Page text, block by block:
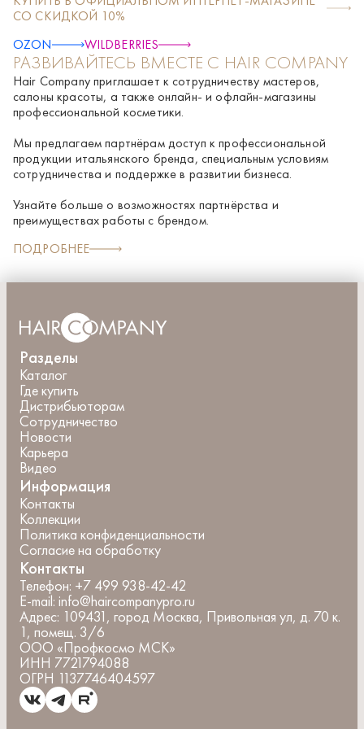
Phenoxyethanol, Polyquaternium-10, Hydrolyzed grape skin,
Pentylene glycol, Serenoa serrulata fruit extract, Lactic acid,
Hexanediol, Caprylyl glycol
СО СКИДКОЙ 10%
OZON
WILDBERRIES
РАЗВИВАЙТЕСЬ ВМЕСТЕ С HAIR COMPANY
Hair Company приглашает к сотрудничеству мастеров,
салоны красоты, а также онлайн- и офлайн-магазины
профессиональной косметики.
Мы предлагаем партнёрам доступ к профессиональной
продукции итальянского бренда, специальным условиям
сотрудничества и поддержке в развитии бизнеса.
Узнайте больше о возможностях партнёрства и
преимуществах работы с брендом.
ПОДРОБНЕЕ
Разделы
Каталог
Где купить
Дистрибьюторам
Сотрудничество
Новости
Карьера
Видео
Информация
Контакты
Коллекции
Политика конфиденциальности
Согласие на обработку
Контакты
Телефон: +7 499 938-42-42
E-mail: info@haircompanypro.ru
Адрес: 109431, город Москва, Привольная ул, д. 70 к.
1, помещ. 3/6
ООО «Профкосмо МСК»
ИНН 7721794088
ОГРН 1137746404597